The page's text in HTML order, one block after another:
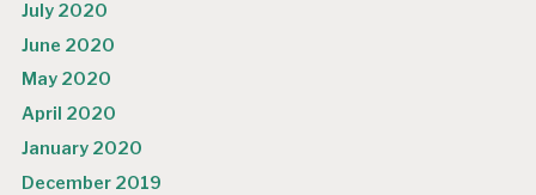
July 2020
June 2020
May 2020
April 2020
January 2020
December 2019